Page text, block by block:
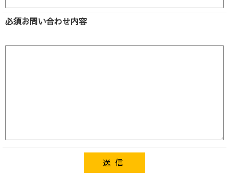
必須お問い合わせ内容